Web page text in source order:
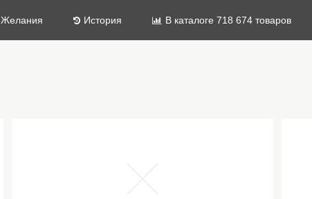
Желания История В каталоге 718 674 товаров